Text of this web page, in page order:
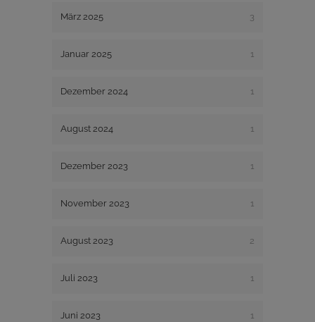
März 2025 3
Januar 2025 1
Dezember 2024 1
August 2024 1
Dezember 2023 1
November 2023 1
August 2023 2
Juli 2023 1
Juni 2023 1